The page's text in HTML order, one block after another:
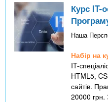
Курс IT-
Наша
Набір на
IT-
HTML5,
сайтів.
20000 грн.